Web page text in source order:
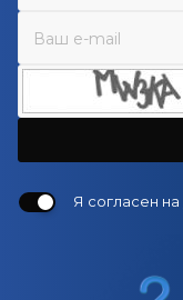
Я согласен на